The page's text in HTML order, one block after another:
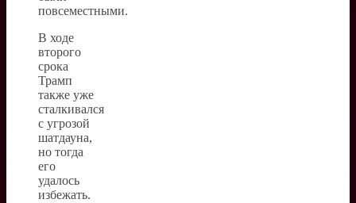
повсеместными.
В ходе
второго
срока
Трамп
также уже
сталкивался
с угрозой
шатдауна,
но тогда
его
удалось
избежать.